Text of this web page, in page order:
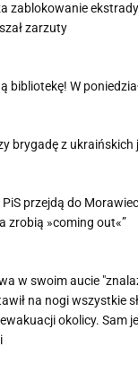
zablokowanie
zarzuty
bibliotekę! W
brygadę z ukraińskich
PiS przejdą do
zrobią »coming out«”
w swoim aucie
na nogi wszystkie
okolicy. Sam